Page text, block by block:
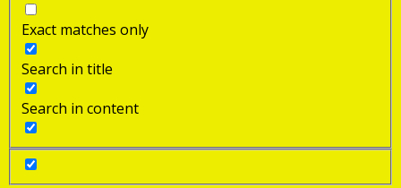
Exact matches only
Search in title
Search in content